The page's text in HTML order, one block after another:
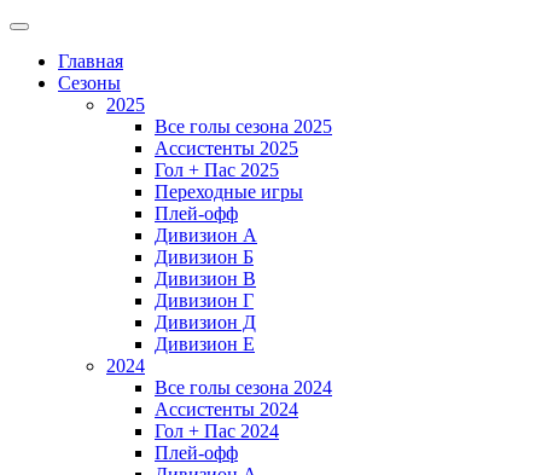
Главная
Сезоны
2025
Все голы сезона 2025
Ассистенты 2025
Гол + Пас 2025
Переходные игры
Плей-офф
Дивизион A
Дивизион Б
Дивизион В
Дивизион Г
Дивизион Д
Дивизион Е
2024
Все голы сезона 2024
Ассистенты 2024
Гол + Пас 2024
Плей-офф